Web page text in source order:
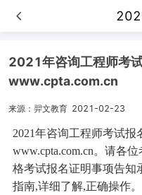
2021年咨询工程师考
www.cpta.com.cn
来源：羿文教育 2021-02-23
2021年咨询工程师考试报
www.cpta.com.cn。请各
格考试报名证明事项告知
指南,详细了解,正确操作。